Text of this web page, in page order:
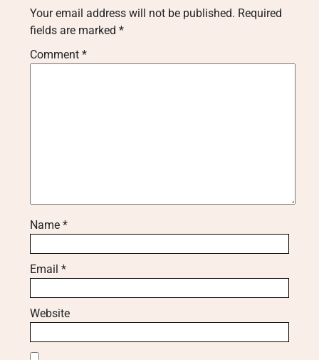
Your email address will not be published. Required
fields are marked *
Comment *
Name *
Email *
Website